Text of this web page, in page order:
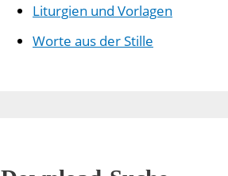
Liturgien und Vorlagen
Worte aus der Stille